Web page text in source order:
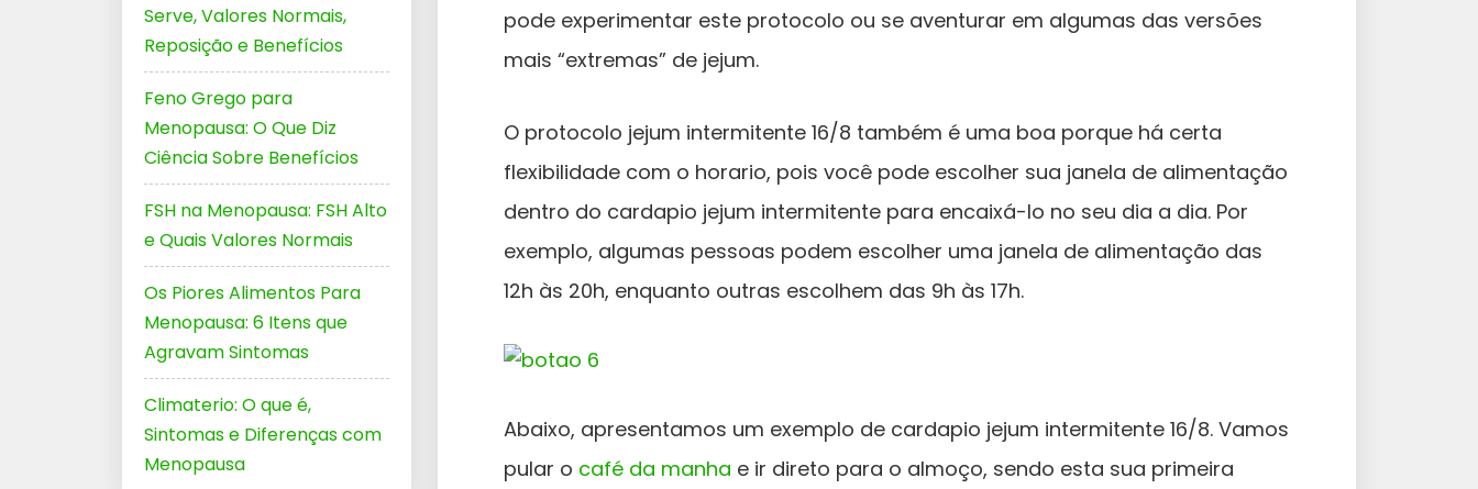
pode experimentar este protocolo ou se aventurar em algumas das versões
mais “extremas” de jejum.
O protocolo jejum intermitente 16/8 também é uma boa porque há certa
flexibilidade com o horario, pois você pode escolher sua janela de alimentação
dentro do cardapio jejum intermitente para encaixá-lo no seu dia a dia. Por
exemplo, algumas pessoas podem escolher uma janela de alimentação das
12h às 20h, enquanto outras escolhem das 9h às 17h.
Abaixo, apresentamos um exemplo de cardapio jejum intermitente 16/8. Vamos
pular o café da manha e ir direto para o almoço, sendo esta sua primeira
Serve, Valores Normais,
Reposição e Benefícios
Feno Grego para
Menopausa: O Que Diz
Ciência Sobre Benefícios
FSH na Menopausa: FSH Alto
e Quais Valores Normais
Os Piores Alimentos Para
Menopausa: 6 Itens que
Agravam Sintomas
Climaterio: O que é,
Sintomas e Diferenças com
Menopausa